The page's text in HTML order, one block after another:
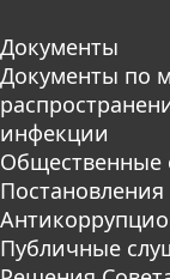
Документы
Документы по
инфекции
Общественные
Постановления
Публичные